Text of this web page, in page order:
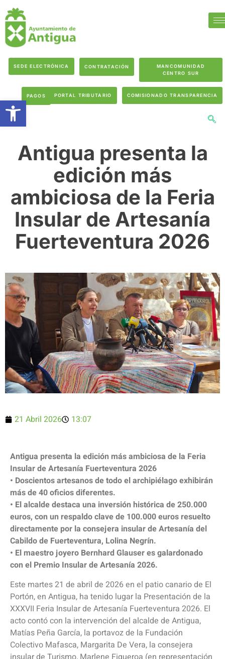
SEDE ELECTRÓNICA CONTRATACIÓN
MANCOMUNIDAD
CENTRO SUR
PAGOS PORTAL TRIBUTARIO COMISIONADO TRANSPARENCIA
Antigua presenta la
edición más
ambiciosa de la Feria
Insular de Artesanía
Fuerteventura 2026
21 Abril 2026 13:07
Antigua presenta la edición más ambiciosa de la Feria
Insular de Artesanía Fuerteventura 2026
• Doscientos artesanos de todo el archipiélago exhibirán
más de 40 oficios diferentes.
• El alcalde destaca una inversión histórica de 250.000
euros, con un respaldo clave de 100.000 euros resuelto
directamente por la consejera insular de Artesanía del
Cabildo de Fuerteventura, Lolina Negrín.
• El maestro joyero Bernhard Glauser es galardonado
con el Premio Insular de Artesanía 2026.
Este martes 21 de abril de 2026 en el patio canario de El
Portón, en Antigua, ha tenido lugar la Presentación de la
XXXVII Feria Insular de Artesanía Fuerteventura 2026. El
acto contó con la intervención del alcalde de Antigua,
Matías Peña García, la portavoz de la Fundación
Colectivo Mafasca, Margarita De Vera, la consejera
Abrir barra de herramientas